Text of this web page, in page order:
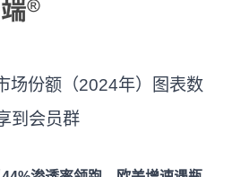
场份额（2024年）图表数
到会员群